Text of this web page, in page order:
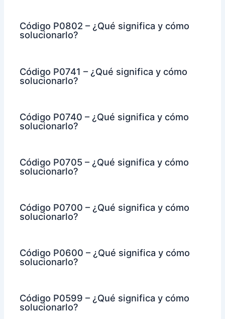
Código P0802 – ¿Qué significa y cómo
solucionarlo?
Código P0741 – ¿Qué significa y cómo
solucionarlo?
Código P0740 – ¿Qué significa y cómo
solucionarlo?
Código P0705 – ¿Qué significa y cómo
solucionarlo?
Código P0700 – ¿Qué significa y cómo
solucionarlo?
Código P0600 – ¿Qué significa y cómo
solucionarlo?
Código P0599 – ¿Qué significa y cómo
solucionarlo?